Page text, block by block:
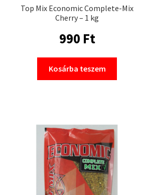
Top Mix Economic Complete-Mix
Cherry – 1 kg
990 Ft
Kosárba teszem